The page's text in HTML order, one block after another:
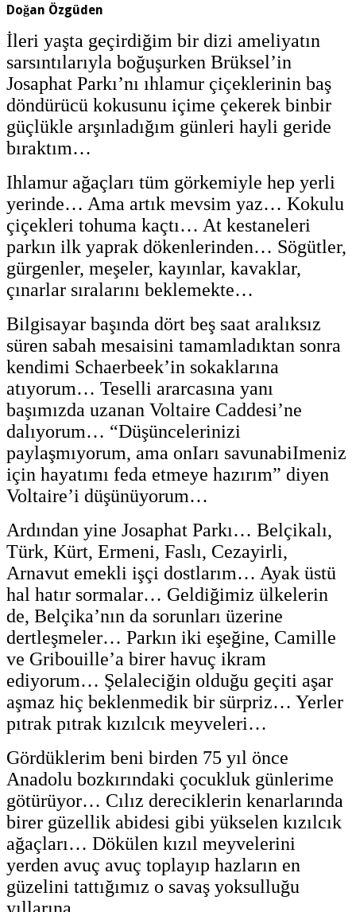
Doğan Özgüden
İleri yaşta geçirdiğim bir dizi ameliyatın
sarsıntılarıyla boğuşurken Brüksel’in
Josaphat Parkı’nı ıhlamur çiçeklerinin baş
döndürücü kokusunu içime çekerek binbir
güçlükle arşınladığım günleri hayli geride
bıraktım…
Ihlamur ağaçları tüm görkemiyle hep yerli
yerinde… Ama artık mevsim yaz… Kokulu
çiçekleri tohuma kaçtı… At kestaneleri
parkın ilk yaprak dökenlerinden… Sögütler,
gürgenler, meşeler, kayınlar, kavaklar,
çınarlar sıralarını beklemekte…
Bilgisayar başında dört beş saat aralıksız
süren sabah mesaisini tamamladıktan sonra
kendimi Schaerbeek’in sokaklarına
atıyorum… Teselli ararcasına yanı
başımızda uzanan Voltaire Caddesi’ne
dalıyorum… “Düşüncelerinizi
paylaşmıyorum, ama onIarı savunabiImeniz
için hayatımı feda etmeye hazırım” diyen
Voltaire’i düşünüyorum…
Ardından yine Josaphat Parkı… Belçikalı,
Türk, Kürt, Ermeni, Faslı, Cezayirli,
Arnavut emekli işçi dostlarım… Ayak üstü
hal hatır sormalar… Geldiğimiz ülkelerin
de, Belçika’nın da sorunları üzerine
dertleşmeler… Parkın iki eşeğine, Camille
ve Gribouille’a birer havuç ikram
ediyorum… Şelaleciğin olduğu geçiti aşar
aşmaz hiç beklenmedik bir sürpriz… Yerler
pıtrak pıtrak kızılcık meyveleri…
Gördüklerim beni birden 75 yıl önce
Anadolu bozkırındaki çocukluk günlerime
götürüyor… Cılız dereciklerin kenarlarında
birer güzellik abidesi gibi yükselen kızılcık
ağaçları… Dökülen kızıl meyvelerini
yerden avuç avuç toplayıp hazların en
güzelini tattığımız o savaş yoksulluğu
yıllarına…